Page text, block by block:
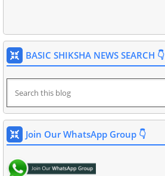
BASIC SHIKSHA NEWS SEARCH 👇
Join Our WhatsApp Group 👇